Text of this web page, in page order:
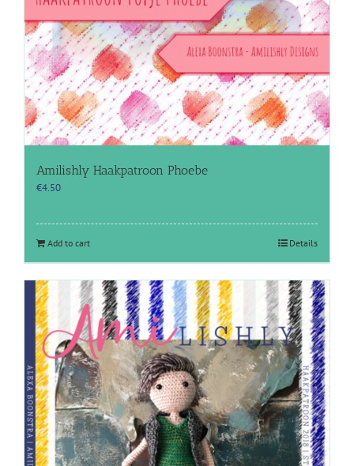
Amilishly Haakpatroon Phoebe
€4.50
Add to cart Details